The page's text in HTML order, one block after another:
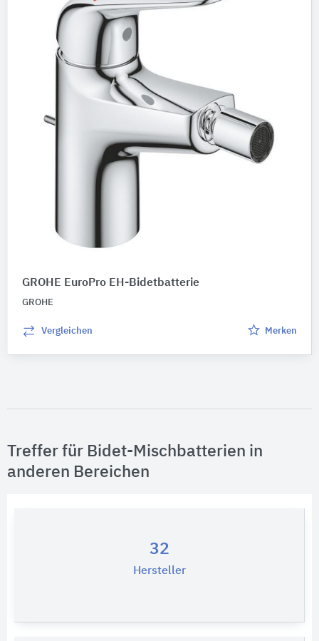
GROHE EuroPro EH-Bidetbatterie
GROHE
Vergleichen Merken
Treffer für Bidet-Mischbatterien in
anderen Bereichen
32
Hersteller